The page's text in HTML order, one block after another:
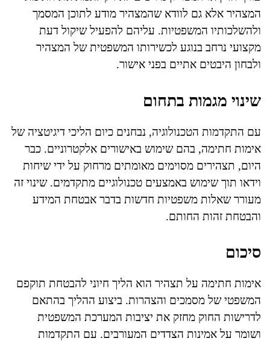
המצהיר אלא גם לוודא שהמצהיר מודע לתוכן המסמך
ולהשלכותיו המשפטיות. עליהם להפעיל שיקול דעת
מקצועי נרחב בנוגע לכשירותו המשפטית של המצהיר
ולבחון היבטים אתיים בפני אישור.
שינוי מגמות בתחום
עם התקדמות הטכנולוגיה, נבחנים כיום הליכי דיגיטציה של
אימות חתימה, בהם שימוש באישורים אלקטרוניים. כבר
היום, תצהירים מסוימים מאומתים מרחוק על ידי שיחות
וידאו תוך שימוש באמצעים טכנולוגיים מתקדמים. שינוי זה
מעורר שאלות משפטיות חדשות בדבר אבטחת המידע
והבטחת זהות החותם.
סיכום
אימות חתימה על תצהיר הוא הליך חיוני להבטחת תוקפם
המשפטי של מסמכים והצהרות. ביצוע ההליך בהתאם
לדרישות החוק מחזק את יציבות המערכת המשפטית
ושומר על אמינות הצדדים המעורבים. עם התקדמות